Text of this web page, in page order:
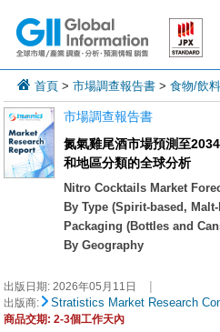
首頁 >市場調查報告書 >食物/飲料
市場調查報告書
氮氣雞尾酒市場預測至
和地區分類的全球分析
Nitro Cocktails Market
By Type (Spirit-based,
Packaging (Bottles and
By Geography
出版日期:2026年05月11日 |
出版商: Stratistics Market Research
商品交期: 2-3個工作天內